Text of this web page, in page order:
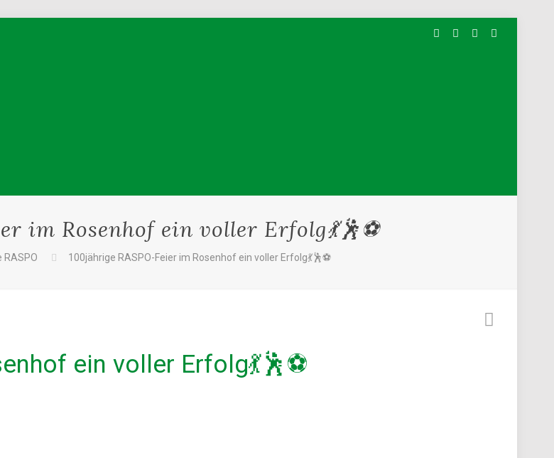
im Rosenhof ein voller Erfolg💃🕺⚽
RASPO 100jährige RASPO-Feier im Rosenhof ein voller Erfolg💃🕺⚽
ein voller Erfolg💃🕺⚽